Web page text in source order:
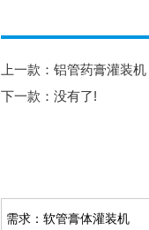
上一款： 铝管药膏灌装机
下一款：没有了!